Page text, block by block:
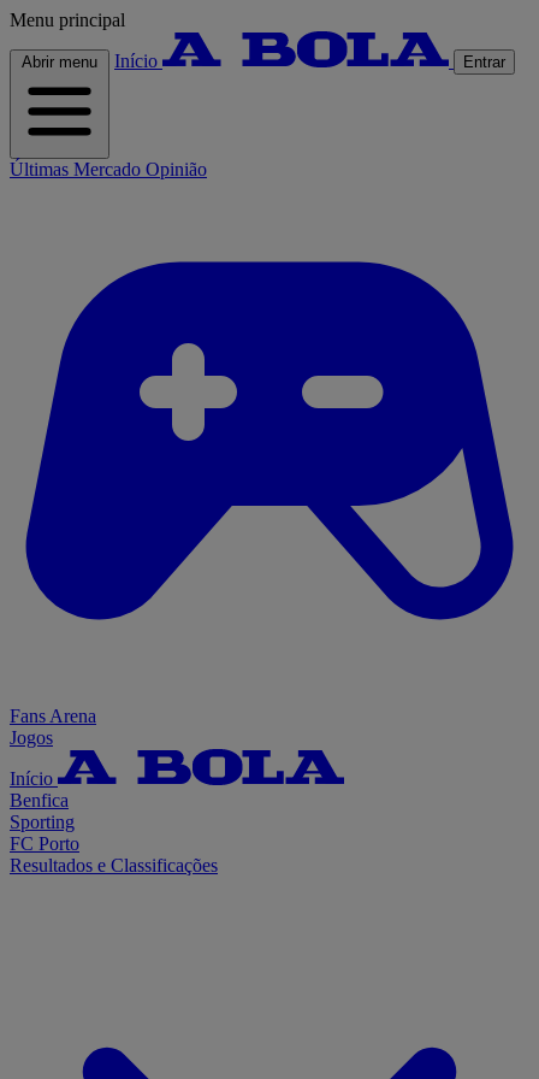
Menu principal
Abrir menu Início Entrar
Últimas Mercado Opinião
Fans Arena
Jogos
Início
Benfica
Sporting
FC Porto
Resultados e Classificações